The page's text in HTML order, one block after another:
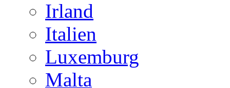
Irland
Italien
Luxemburg
Malta